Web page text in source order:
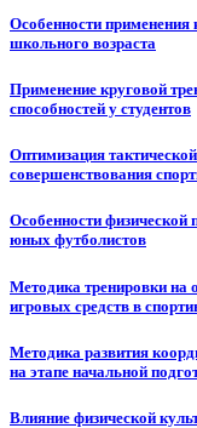
Особенности применения
школьного возраста
Применение круговой
способностей у студентов
Оптимизация
совершенствования
Особенности физической
юных футболистов
Методика тренировки на
игровых средств в
Методика развития
на этапе начальной
Влияние физической